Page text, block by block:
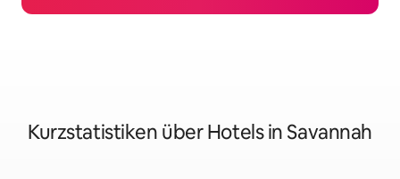
Kurzstatistiken über Hotels in Savannah